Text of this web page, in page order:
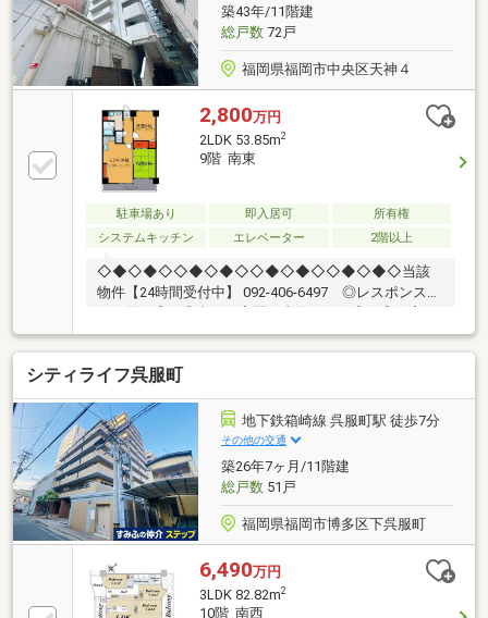
築43年/11階建
総戸数72戸
福岡県福岡市中央区天神４
2,800万円
2LDK 53.85m2
9階 南東
駐車場あり 即入居可
所有権
システムキッチン
エレベーター 2階以上
◇◆◇◆◇◇◆◇◆◇◇◆◇◆◇◇◆◇◆◇当該
物件【24時間受付中】 092-406-6497 ◎レスポンス遅
ーン・通るか不安◎◎物件探し・まず何からすればい
い？◎小さなことからなんでも・いつでも♪〇天神徒
歩圏、リノベベースにもおすすめ♪〇DINKSにおすす
め、ゆとりある2LDK♪〇都市近郊で叶える、快適な通
勤アクセス♪【教育】◆舞鶴小学校：徒歩13分◆舞鶴
中学校：徒歩13分【暮らし】◆イオンショッパーズ福
岡店：徒歩3分◆セブンイレブン福岡天神4丁目店：徒
歩1分◇◆◇◆◇◇◆◇◆◇◇◆◇◆◇◇◆◇◆◇
シティライフ呉服町
地下鉄箱崎線 呉服町駅 徒歩7分
その他の交通
築26年7ヶ月/11階建
総戸数51戸
福岡県福岡市博多区下呉服町
6,490万円
3LDK 82.82m2
10階 南西